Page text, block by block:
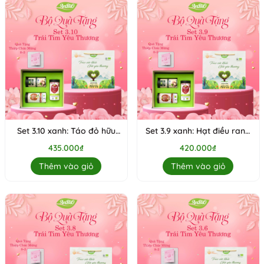
Set 3.10 xanh: Táo đỏ hữu
rang muối không vỏ hữu cơ
435.000₫
Thêm vào giỏ
Set 3.9 xanh: Hạt điều rang
hữu cơ, Macca mộc
420.000₫
Thêm vào giỏ